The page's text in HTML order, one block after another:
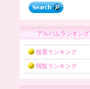
アルバムランキング
投票ランキング
閲覧ランキング